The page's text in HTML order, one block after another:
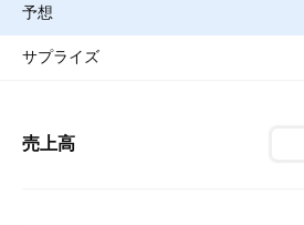
予想
サプライズ
売上高